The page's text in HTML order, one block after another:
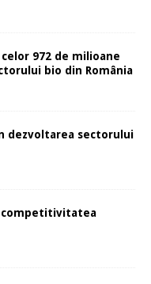
972 de milioane
bio din România
dezvoltarea sectorului
competitivitatea